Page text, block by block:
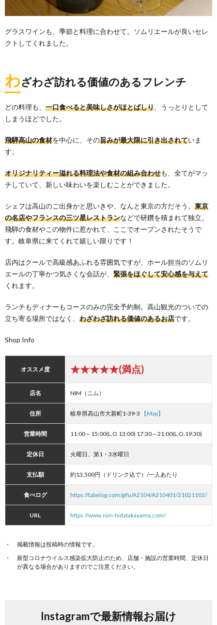
グラスワインも、季節と料理に合わせて。ソムリエールが良いセレ
クトしてくれました。
わざわざ訪れる価値のあるフレンチ
どの料理も、 一口食べると美味しさがほとばしり 、うっとりとして
しまうほどでした。
飛騨高山の食材を中心に、その旨みが最大限に引き出されていま
す。
オリジナリティー溢れる料理法や食材の組み合わせも、全てがマッ
チしていて、新しい味わいを楽しむことができました。
シェフは高山のご出身かと思いきや、なんと東京の方だそう。 東京
の名店やフランスの三ツ星レストランなどで研鑽を積まれて独立。
飛騨の食材やこの物件に惹かれて、ここでオープンされたそうで
す。岐阜県に来てくれて嬉しい限りです！
店内はクールで高級感あふれる雰囲気ですが、ホール担当のソムリ
エールの丁寧かつ気さくな会話が、 緊張をほぐして安心感を与えて
くれます。
ランチもディナーもコースのみの完全予約制。高山観光のついでの
立ち寄る場所ではなく、 わざわざ訪れる価値のあるお店です。
Shop Info
オススメ度 ★★★★★(満点)
店名 NIM（ニム）
住所 岐阜県高山市大新町1-39-3 【Map】
営業時間 11:00～15:00(L.O.13:00) 17:30～21:00(L.O.19:30)
定休日 火曜日、第1・3水曜日
支払額 約13,500円（ドリンク込で）/一人あたり
食べログ https://tabelog.com/gifu/A2104/A210401/21021102/
URL https://www.nim-hidatakayama.com/
掲載情報は投稿時の情報です。
新型コロナウイルス感染拡大防止のため、店舗・施設の営業時間、定休日
が異なる場合がありますのでご注意ください。
Instagramで最新情報お届け